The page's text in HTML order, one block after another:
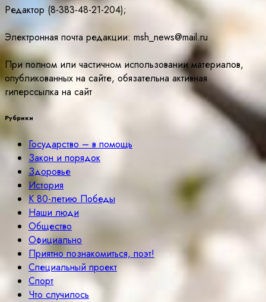
Редактор (8-383-48-21-204);
Электронная почта редакции: msh_news@mail.ru
При полном или частичном использовании материалов,
опубликованных на сайте, обязательна активная
гиперссылка на сайт
Рубрики
Государство – в помощь
Закон и порядок
Здоровье
История
К 80-летию Победы
Наши люди
Общество
Официально
Приятно познакомиться, поэт!
Специальный проект
Спорт
Что случилось